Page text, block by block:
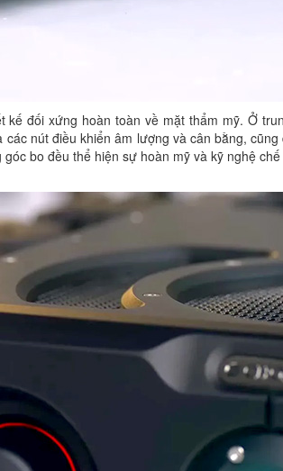
đối xứng hoàn toàn về mặt thẩm mỹ. Ở
nút điều khiển âm lượng và cân bằng,
bo đều thể hiện sự hoàn mỹ và kỹ nghệ